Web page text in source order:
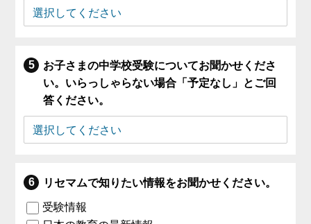
お子さまの中学校受験についてお聞かせくださ
い。いらっしゃらない場合「予定なし」とご回
答ください。
リセマムで知りたい情報をお聞かせください。
受験情報